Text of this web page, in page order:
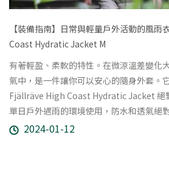
【裝備指南】日常與輕量戶外活動的風
Coast Hydratic Jacket M
有著輕盈、柔軟的特性。在微涼溫差變化
氣中，是一件讓你可以安心的隨身外套。
Fjällräve High Coast Hydratic Jacket 絕
單日戶外遇雨的環境使用，防水和透氣絕
2024-01-12